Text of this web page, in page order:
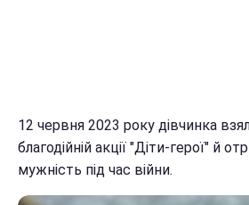
12 червня 2023 року дівчинка
благодійній акції "Діти-герої" й
мужність під час війни.